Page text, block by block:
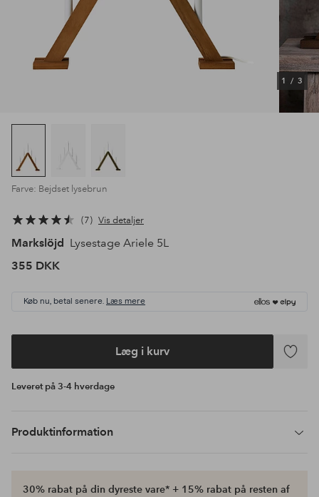
1 / 3
Farve: Bejdset lysebrun
7 Vis detaljer
Markslöjd
Lysestage Ariele 5L
355 DKK
Køb nu, betal senere. Læs mere
Læg i kurv
Tilføj
Leveret på 3-4 hverdage
Produktinformation
30% rabat på din dyreste vare* + 15% rabat på resten af